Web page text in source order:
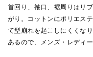
首回り、袖口、裾周りはリ
がり。コットンにポリエス
て型崩れを起こしにくくな
あるので、メンズ・レディ